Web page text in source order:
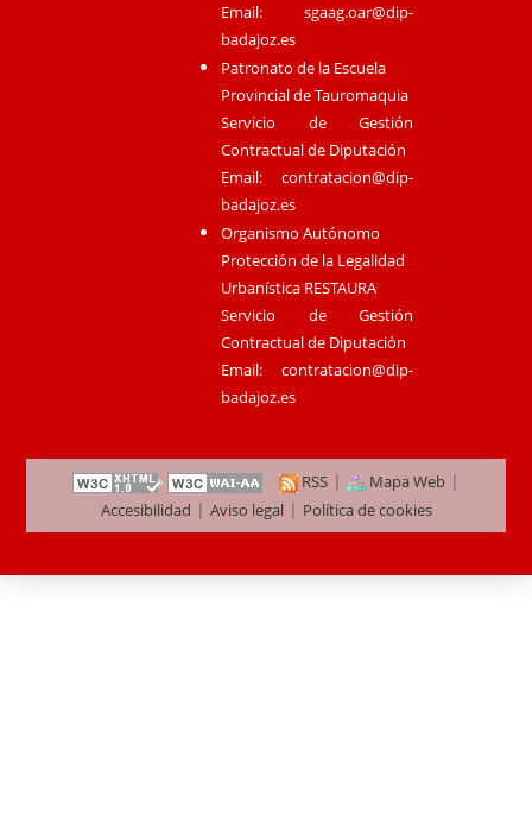
Email:sgaag.oar@dip-
badajoz.es
Patronato de la Escuela
Provincial de Tauromaquia
Servicio de Gestión
Contractual de Diputación
Email:contratacion@dip-
badajoz.es
Organismo Autónomo
Protección de la Legalidad
Urbanística RESTAURA
Servicio de Gestión
Contractual de Diputación
Email:contratacion@dip-
badajoz.es
RSS | Mapa Web |
Accesibilidad | Aviso legal| Política de cookies